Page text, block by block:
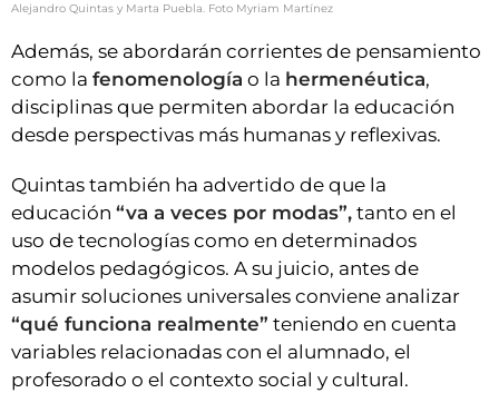
Alejandro Quintas y Marta Puebla. Foto Myriam Martínez
Además, se abordarán corrientes de pensamiento
como la fenomenología o la hermenéutica,
disciplinas que permiten abordar la educación
desde perspectivas más humanas y reflexivas.
Quintas también ha advertido de que la
educación “va a veces por modas”, tanto en el
uso de tecnologías como en determinados
modelos pedagógicos. A su juicio, antes de
asumir soluciones universales conviene analizar
“qué funciona realmente” teniendo en cuenta
variables relacionadas con el alumnado, el
profesorado o el contexto social y cultural.